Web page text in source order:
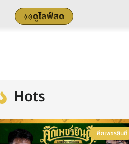
ดูไลฟ์สด
Hots
ศึกเพชรยินดี